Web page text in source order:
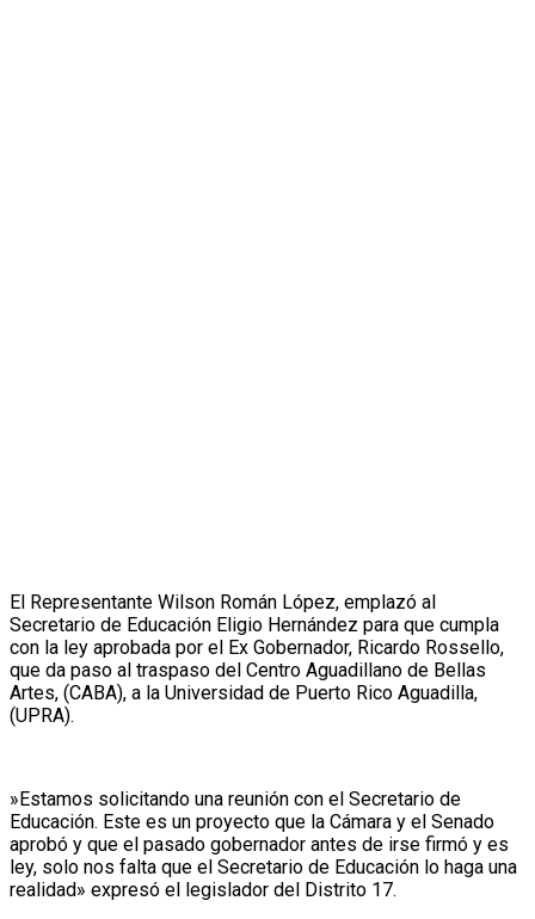
El Representante Wilson Román López, emplazó al
Secretario de Educación Eligio Hernández para que cumpla
con la ley aprobada por el Ex Gobernador, Ricardo Rossello,
que da paso al traspaso del Centro Aguadillano de Bellas
Artes, (CABA), a la Universidad de Puerto Rico Aguadilla,
(UPRA).
»Estamos solicitando una reunión con el Secretario de
Educación. Este es un proyecto que la Cámara y el Senado
aprobó y que el pasado gobernador antes de irse firmó y es
ley, solo nos falta que el Secretario de Educación lo haga una
realidad» expresó el legislador del Distrito 17.